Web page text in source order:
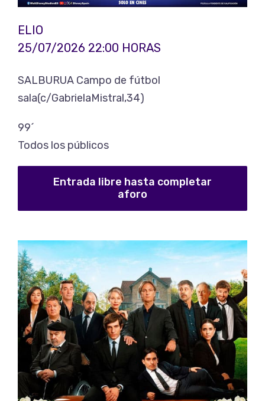
ELIO
25/07/2026 22:00 HORAS
SALBURUA Campo de fútbol
sala(c/GabrielaMistral,34)
99´
Todos los públicos
Entrada libre hasta completar
aforo